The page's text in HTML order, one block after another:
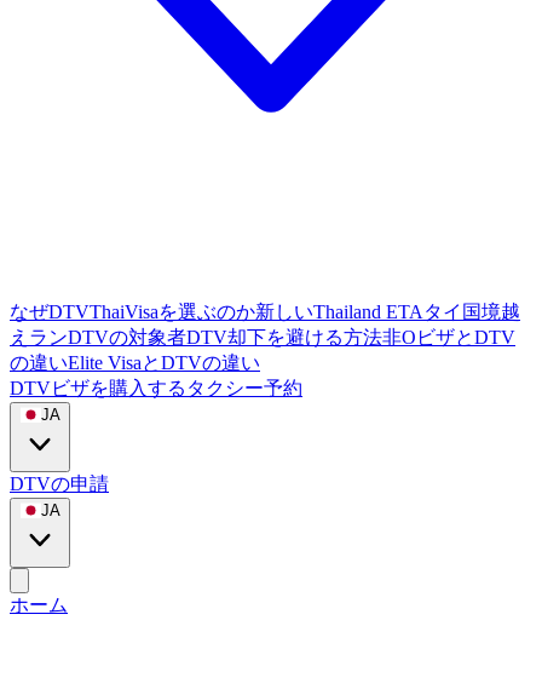
なぜDTVThaiVisaを選ぶのか新しいThailand ETA タイ国境越
えランDTVの対象者DTV却下を避ける方法非OビザとDTV
の違いElite VisaとDTVの違い
DTVビザを購入する タクシー予約
JA
DTVの申請
JA
ホーム